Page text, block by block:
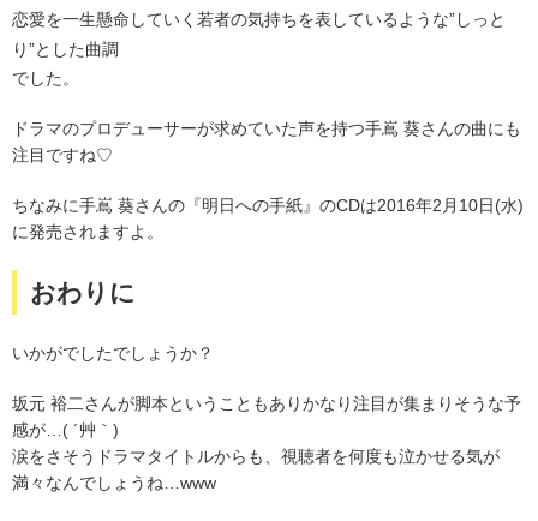
恋愛を一生懸命していく若者の気持ちを表しているような”しっと
り”とした曲調
でした。
ドラマのプロデューサーが求めていた声を持つ手嶌 葵さんの曲にも
注目ですね♡
ちなみに手嶌 葵さんの『明日への手紙』のCDは2016年2月10日(水)
に発売されますよ。
おわりに
いかがでしたでしょうか？
坂元 裕二さんが脚本ということもありかなり注目が集まりそうな予
感が…( ´艸｀)
涙をさそうドラマタイトルからも、視聴者を何度も泣かせる気が
満々なんでしょうね…www